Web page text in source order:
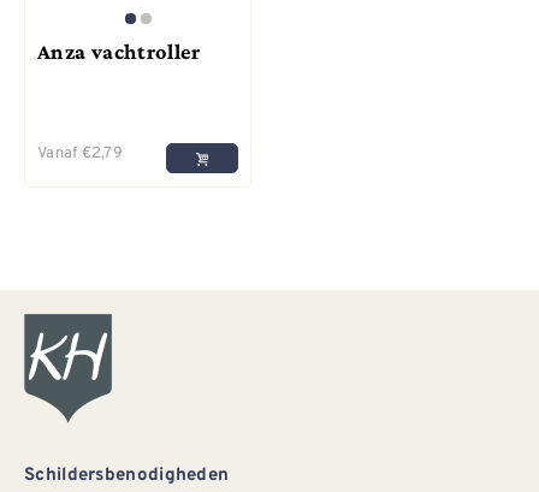
Anza vachtroller
Vanaf €2,79
Schildersbenodigheden